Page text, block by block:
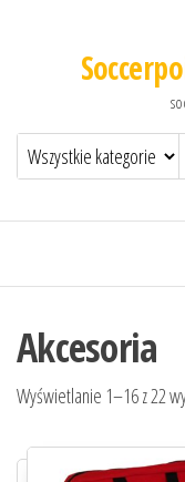
Akcesoria
Wyświetlanie 1–16 z 22